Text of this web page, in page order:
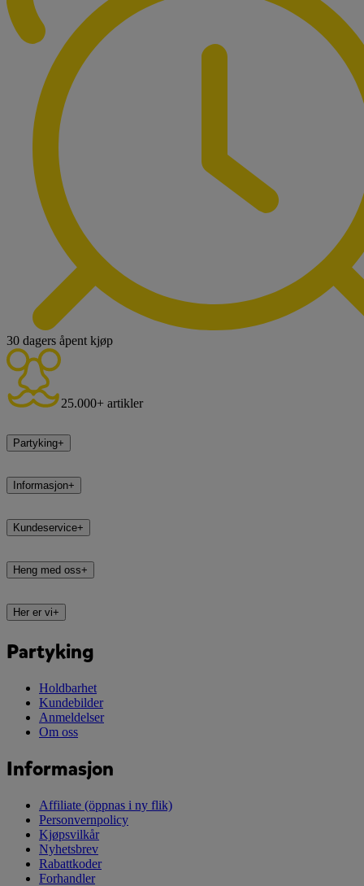
30 dagers åpent kjøp
25.000+ artikler
Partyking+
Informasjon+
Kundeservice+
Heng med oss+
Her er vi+
Partyking
Holdbarhet
Kundebilder
Anmeldelser
Om oss
Informasjon
Affiliate (öppnas i ny flik)
Personvernpolicy
Kjøpsvilkår
Nyhetsbrev
Rabattkoder
Forhandler